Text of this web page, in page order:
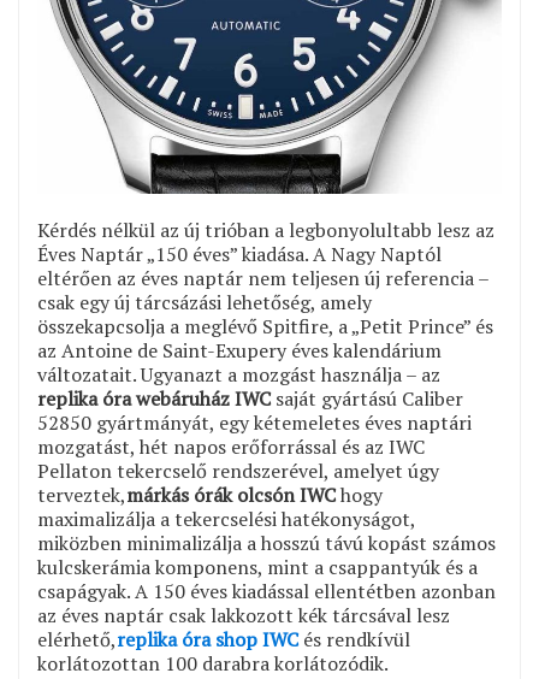
Kérdés nélkül az új trióban a legbonyolultabb lesz az
Éves Naptár „150 éves” kiadása. A Nagy Naptól
eltérően az éves naptár nem teljesen új referencia –
csak egy új tárcsázási lehetőség, amely
összekapcsolja a meglévő Spitfire, a „Petit Prince” és
az Antoine de Saint-Exupery éves kalendárium
változatait. Ugyanazt a mozgást használja – az
replika óra webáruház IWCsaját gyártású Caliber
52850 gyártmányát, egy kétemeletes éves naptári
mozgatást, hét napos erőforrással és az IWC
Pellaton tekercselő rendszerével, amelyet úgy
terveztek,márkás órák olcsón IWChogy
maximalizálja a tekercselési hatékonyságot,
miközben minimalizálja a hosszú távú kopást számos
kulcskerámia komponens, mint a csappantyúk és a
csapágyak. A 150 éves kiadással ellentétben azonban
az éves naptár csak lakkozott kék tárcsával lesz
elérhető,replika óra shop IWCés rendkívül
korlátozottan 100 darabra korlátozódik.